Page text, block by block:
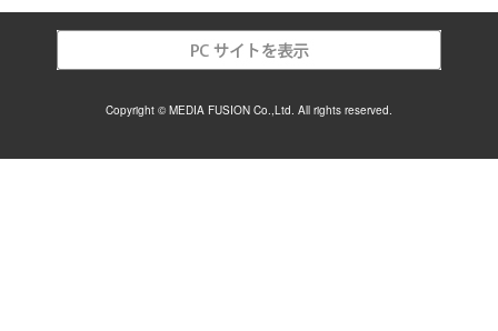
Copyright © MEDIA FUSION Co.,Ltd. All rights reserved.